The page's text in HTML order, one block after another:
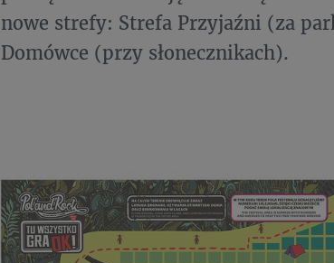
nowe strefy: Strefa Przyjaźni (za
Domówce (przy słonecznikach).